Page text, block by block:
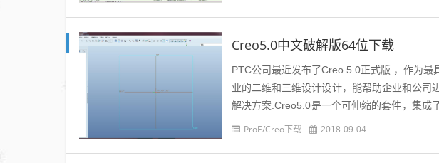
Creo5.0中文破解版64位下载
PTC公司最近发布了Creo 5.0正式版 ，作为
业的二维和三维设计设计，能帮助企业和公司
解决方案.Creo5.0是一个可伸缩的套件，集成
开发领域。Creo的产品设计应用...
ProE/Creo下载 2018-09-04